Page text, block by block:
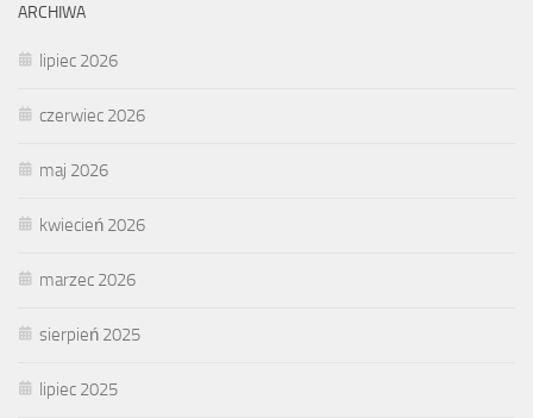
ARCHIWA
lipiec 2026
czerwiec 2026
maj 2026
kwiecień 2026
marzec 2026
sierpień 2025
lipiec 2025